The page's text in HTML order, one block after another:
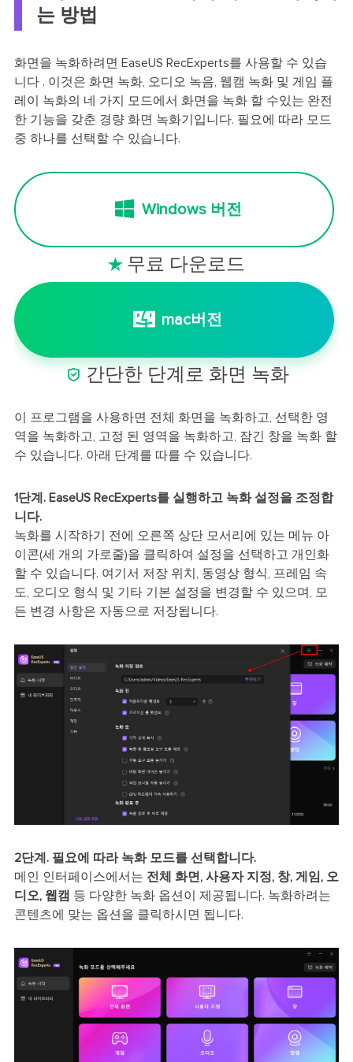
는 방법
화면을 녹화하려면 EaseUS RecExperts를 사용할 수 있습
니다 . 이것은 화면 녹화, 오디오 녹음, 웹캠 녹화 및 게임 플
레이 녹화의 네 가지 모드에서 화면을 녹화 할 수있는 완전
한 기능을 갖춘 경량 화면 녹화기입니다. 필요에 따라 모드
중 하나를 선택할 수 있습니다.
Windows 버전
 무료 다운로드
mac버전
 간단한 단계로 화면 녹화
이 프로그램을 사용하면 전체 화면을 녹화하고, 선택한 영
역을 녹화하고, 고정 된 영역을 녹화하고, 잠긴 창을 녹화 할
수 있습니다. 아래 단계를 따를 수 있습니다.
1단계. EaseUS RecExperts를 실행하고 녹화 설정을 조정합
니다.
녹화를 시작하기 전에 오른쪽 상단 모서리에 있는 메뉴 아
이콘(세 개의 가로줄)을 클릭하여 설정을 선택하고 개인화
할 수 있습니다. 여기서 저장 위치, 동영상 형식, 프레임 속
도, 오디오 형식 및 기타 기본 설정을 변경할 수 있으며, 모
든 변경 사항은 자동으로 저장됩니다.
2단계. 필요에 따라 녹화 모드를 선택합니다.
메인 인터페이스에서는 전체 화면, 사용자 지정, 창, 게임, 오
디오, 웹캠 등 다양한 녹화 옵션이 제공됩니다. 녹화하려는
콘텐츠에 맞는 옵션을 클릭하시면 됩니다.